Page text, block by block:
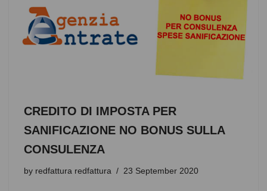
o
k
p
CREDITO DI IMPOSTA PER
SANIFICAZIONE NO BONUS SULLA
CONSULENZA
by redfattura redfattura 23 September 2020